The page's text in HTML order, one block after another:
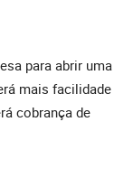
para abrir uma
mais facilidade
cobrança de